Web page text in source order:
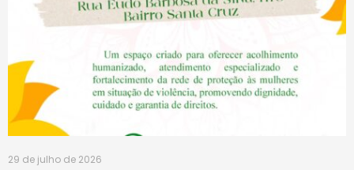
29 de julho de 2026